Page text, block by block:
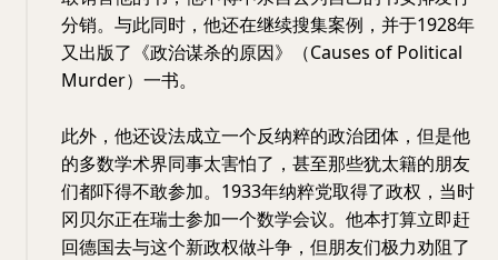
分销。与此同时，他还在继续搜集案例，并于1928年
又出版了《政治谋杀的原因》（Causes of Political
Murder）一书。
此外，他还设法成立一个反纳粹的政治团体，但是他
的多数学术界同事太害怕了，甚至那些犹太籍的朋友
们都吓得不敢参加。1933年纳粹党取得了政权，当时
冈贝尔正在瑞士参加一个数学会议。他本打算立即赶
回德国去与这个新政权做斗争，但朋友们极力劝阻了